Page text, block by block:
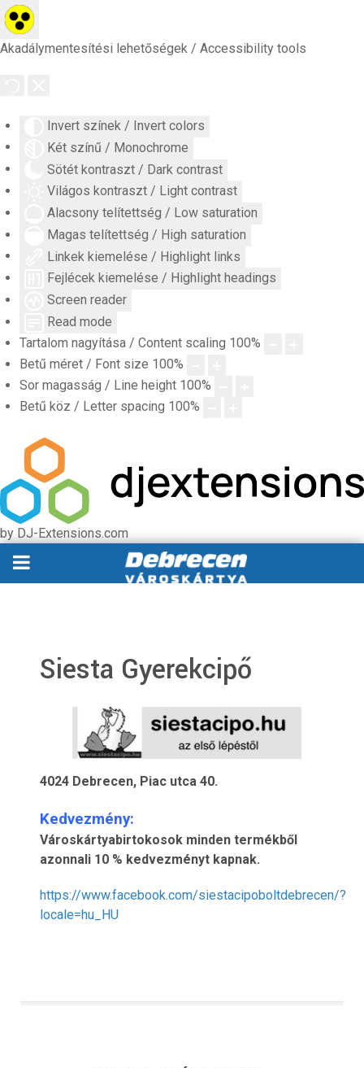
Akadálymentesítési lehetőségek / Accessibility tools
Invert színek / Invert colors
Két színű / Monochrome
Sötét kontraszt / Dark contrast
Világos kontraszt / Light contrast
Alacsony telítettség / Low saturation
Magas telítettség / High saturation
Linkek kiemelése / Highlight links
Fejlécek kiemelése / Highlight headings
Screen reader
Read mode
Tartalom nagyítása / Content scaling 100%
Betű méret / Font size 100%
Sor magasság / Line height 100%
Betű köz / Letter spacing 100%
by DJ-Extensions.com
Siesta Gyerekcipő
4024 Debrecen, Piac utca 40.
Kedvezmény:
Városkártyabirtokosok minden termékből
azonnali 10 % kedvezményt kapnak.
https://www.facebook.com/siestacipoboltdebrecen/?
locale=hu_HU